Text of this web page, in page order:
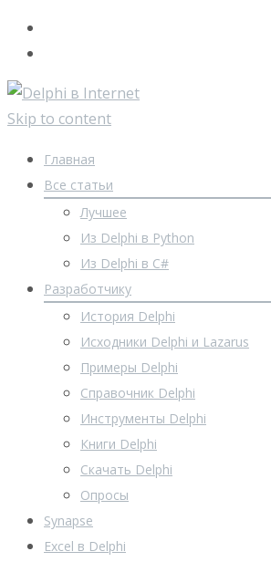
Skip to content
Главная
Все статьи
Лучшее
Из Delphi в Python
Из Delphi в C#
Разработчику
История Delphi
Исходники Delphi и Lazarus
Примеры Delphi
Справочник Delphi
Инструменты Delphi
Книги Delphi
Скачать Delphi
Опросы
Synapse
Excel в Delphi